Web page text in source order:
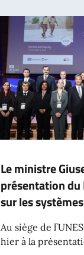
Le ministre
présentation du
sur les
Au siège de
hier à la